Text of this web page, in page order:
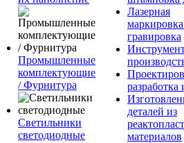
Промышленные
комплектующие
/ Фурнитура
Светильники
светодиодные
Лазерная
гравировка
разработка
деталей из
материалов